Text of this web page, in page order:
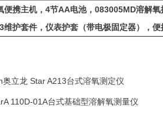
便携主机，4节AA电池，083005MD溶解
维护套件，仪表护套（带电极固定器），便
立龙 Star A213台式溶氧测定仪
110D-01A台式基础型溶解氧测量仪